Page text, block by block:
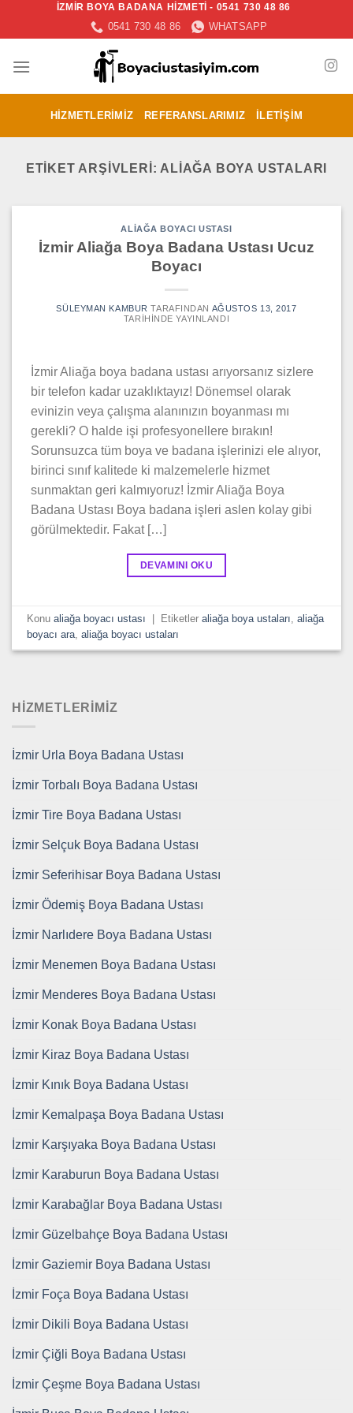
İZMİR BOYA BADANA HİZMETİ - 0541 730 48 86
0541 730 48 86 WHATSAPP
HIZMETLERIMIZ REFERANSLARIMIZ İLETIŞIM
ETIKET ARŞIVLERI: ALIAĞA BOYA USTALARI
ALIAĞA BOYACI USTASI
İzmir Aliağa Boya Badana Ustası Ucuz
Boyacı
SÜLEYMAN KAMBUR TARAFINDAN AĞUSTOS 13, 2017
TARIHINDE YAYINLANDI
İzmir Aliağa boya badana ustası arıyorsanız sizlere
bir telefon kadar uzaklıktayız! Dönemsel olarak
evinizin veya çalışma alanınızın boyanması mı
gerekli? O halde işi profesyonellere bırakın!
Sorunsuzca tüm boya ve badana işlerinizi ele alıyor,
birinci sınıf kalitede ki malzemelerle hizmet
sunmaktan geri kalmıyoruz! İzmir Aliağa Boya
Badana Ustası Boya badana işleri aslen kolay gibi
görülmektedir. Fakat […]
DEVAMINI OKU
Konualiağa boyacı ustası Etiketleraliağa boya ustaları ,aliağa
boyacı ara ,aliağa boyacı ustaları
HİZMETLERİMİZ
İzmir Urla Boya Badana Ustası
İzmir Torbalı Boya Badana Ustası
İzmir Tire Boya Badana Ustası
İzmir Selçuk Boya Badana Ustası
İzmir Seferihisar Boya Badana Ustası
İzmir Ödemiş Boya Badana Ustası
İzmir Narlıdere Boya Badana Ustası
İzmir Menemen Boya Badana Ustası
İzmir Menderes Boya Badana Ustası
İzmir Konak Boya Badana Ustası
İzmir Kiraz Boya Badana Ustası
İzmir Kınık Boya Badana Ustası
İzmir Kemalpaşa Boya Badana Ustası
İzmir Karşıyaka Boya Badana Ustası
İzmir Karaburun Boya Badana Ustası
İzmir Karabağlar Boya Badana Ustası
İzmir Güzelbahçe Boya Badana Ustası
İzmir Gaziemir Boya Badana Ustası
İzmir Foça Boya Badana Ustası
İzmir Dikili Boya Badana Ustası
İzmir Çiğli Boya Badana Ustası
İzmir Çeşme Boya Badana Ustası